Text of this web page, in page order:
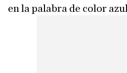
en la palabra de color azul]